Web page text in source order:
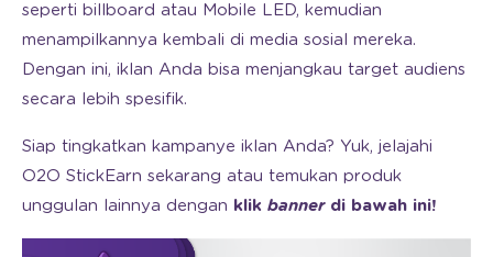
seperti billboard atau Mobile LED, kemudian
menampilkannya kembali di media sosial mereka.
Dengan ini, iklan Anda bisa menjangkau target audiens
secara lebih spesifik.
Siap tingkatkan kampanye iklan Anda? Yuk, jelajahi
O2O StickEarn sekarang atau temukan produk
unggulan lainnya dengan klik bannerdi bawah ini!